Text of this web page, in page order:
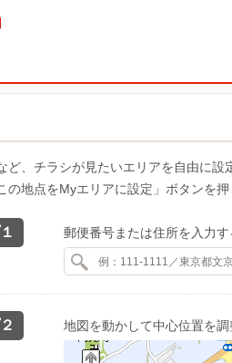
ど、チラシが見たいエリアを自由に
の地点をMyエリアに設定」ボタンを押
郵便番号または住所を入力す
地図を動かして中心位置を